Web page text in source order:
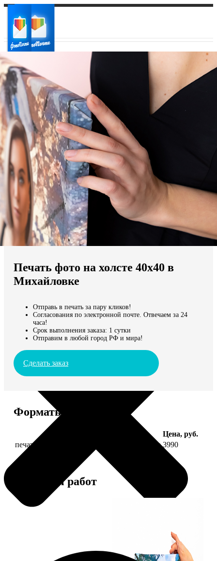
Ваш город:
Ваш регион доставки
Выберите из списка:
Мы доставляем по всему миру
Продолжить без города
Печать фото на холсте 40х40 в
Михайловке
Отправь в печать за пару кликов!
Согласования по электронной почте. Отвечаем за 24
часа!
Срок выполнения заказа: 1 сутки
Отправим в любой город РФ и мира!
Сделать заказ
Форматы и цены
Цена, руб.
печать фото на холсте 40х40 на подрамнике 3990
Примеры работ